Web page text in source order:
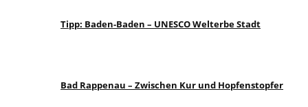
Tipp: Baden-Baden – UNESCO Welterbe Stadt
Bad Rappenau – Zwischen Kur und Hopfenstopfer